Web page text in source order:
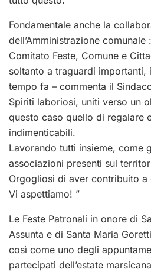
Fondamentale anche la
dell’Amministrazione
Comitato Feste, Comune e
soltanto a traguardi
tempo fa – commenta il
Spiriti laboriosi, uniti verso un
questo caso quello di regalare
indimenticabili.
Lavorando tutti insieme, come
associazioni presenti sul
Orgogliosi di aver contribuito a
Vi aspettiamo! ”
Le Feste Patronali in onore di
Assunta e di Santa Maria
così come uno degli
partecipati dell’estate